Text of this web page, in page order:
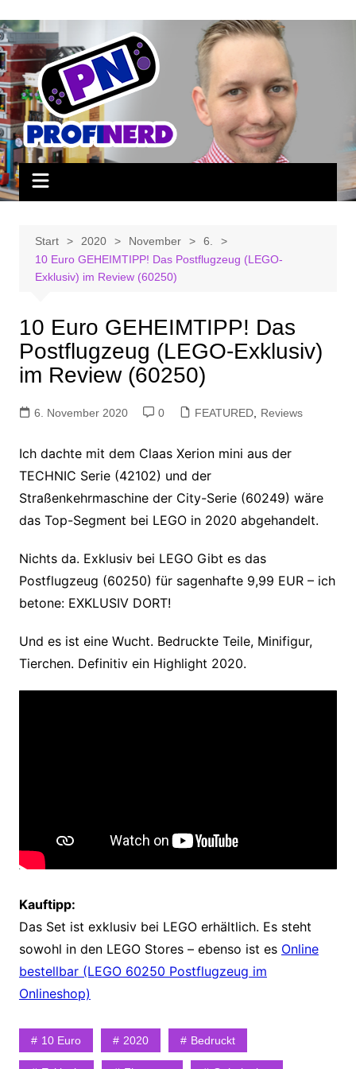
Inhalt
springen
Start 2020 November
6.
10 Euro GEHEIMTIPP! Das Postflugzeug (LEGO-
Exklusiv) im Review (60250)
10 Euro GEHEIMTIPP! Das
Postflugzeug (LEGO-Exklusiv)
im Review (60250)
6. November 2020 0 FEATURED, Reviews
Ich dachte mit dem Claas Xerion mini aus der
TECHNIC Serie (42102) und der
Straßenkehrmaschine der City-Serie (60249) wäre
das Top-Segment bei LEGO in 2020 abgehandelt.
Nichts da. Exklusiv bei LEGO Gibt es das
Postflugzeug (60250) für sagenhafte 9,99 EUR – ich
betone: EXKLUSIV DORT!
Und es ist eine Wucht. Bedruckte Teile, Minifigur,
Tierchen. Definitiv ein Highlight 2020.
Kauftipp:
Das Set ist exklusiv bei LEGO erhältlich. Es steht
sowohl in den LEGO Stores – ebenso ist es Online
bestellbar (LEGO 60250 Postflugzeug im
Onlineshop)
10 Euro 2020 Bedruckt